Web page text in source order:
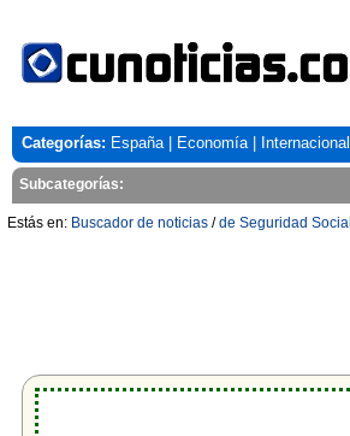
Categorías: España| Economía| Internacional
Subcategorías:
Estás en: Buscador de noticias /de Seguridad Social